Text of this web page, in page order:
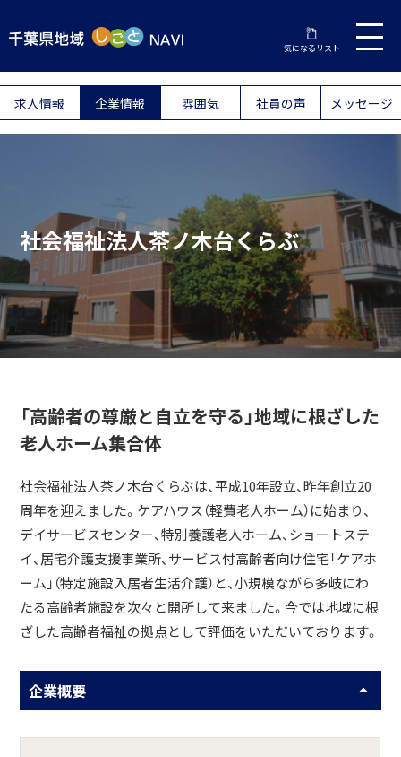
気になるリスト
求人情報 企業情報 雰囲気 社員の声 メッセージ
社会福祉法人茶ノ木台くらぶ
「高齢者の尊厳と自立を守る」地域に根ざした
老人ホーム集合体
社会福祉法人茶ノ木台くらぶは、平成10年設立、昨年創立20
周年を迎えました。ケアハウス（軽費老人ホーム）に始まり、
デイサービスセンター、特別養護老人ホーム、ショートステ
イ、居宅介護支援事業所、サービス付高齢者向け住宅「ケアホ
ーム」（特定施設入居者生活介護）と、小規模ながら多岐にわ
たる高齢者施設を次々と開所して来ました。今では地域に根
ざした高齢者福祉の拠点として評価をいただいております。
企業概要